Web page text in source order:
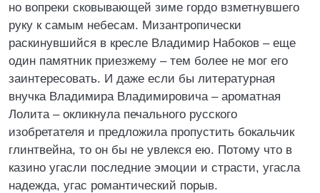
но вопреки сковывающей зиме гордо взметнувшего
руку к самым небесам. Мизантропически
раскинувшийся в кресле Владимир Набоков – еще
один памятник приезжему – тем более не мог его
заинтересовать. И даже если бы литературная
внучка Владимира Владимировича – ароматная
Лолита – окликнула печального русского
изобретателя и предложила пропустить бокальчик
глинтвейна, то он бы не увлекся ею. Потому что в
казино угасли последние эмоции и страсти, угасла
надежда, угас романтический порыв.